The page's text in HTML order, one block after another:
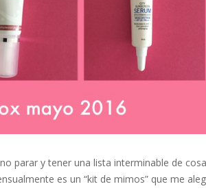
parar y tener una lista interminable de
es un “kit de mimos” que me